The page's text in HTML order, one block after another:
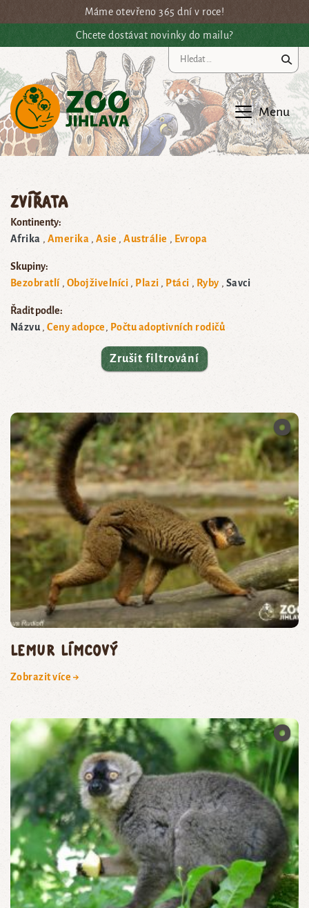
Přejít na hlavní obsahMáme otevřeno 365 dní v roce!
Chcete dostávat novinky do mailu?
Menu
Zvířata
Kontinenty:
Afrika
Amerika Asie Austrálie Evropa
Skupiny:
Bezobratlí
Obojživelníci Plazi Ptáci Ryby Savci
Řadit podle:
Názvu
Ceny adopce Počtu adoptivních rodičů
Zrušit filtrování
lemur límcový
Zobrazit více →